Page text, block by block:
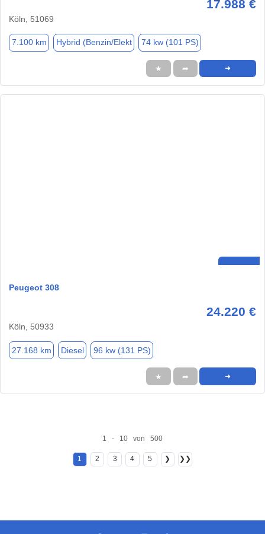
17.988 €
Köln, 51069
7.100 km Hybrid (Benzin/Elekt 74 kw (101 PS)
★ ➦ ➜
Peugeot 308
24.220 €
Köln, 50933
27.168 km Diesel 96 kw (131 PS)
★ ➦ ➜
1 - 10 von 500
1 2 3 4 5 ❯ ❯❯